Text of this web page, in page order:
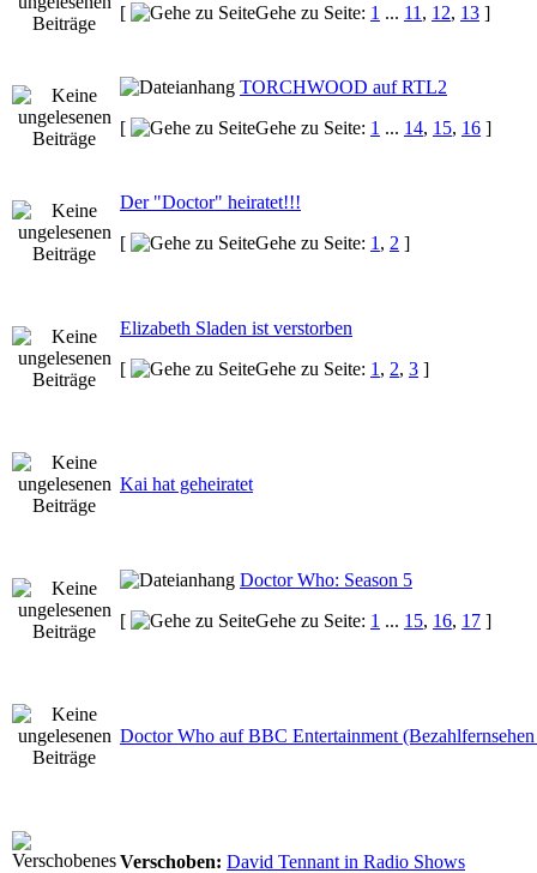
[ Gehe zu Seite: 1 ... 11 , 12, 13 ]
TORCHWOOD auf RTL2
[
Gehe zu Seite: 1 ... 14, 15, 16 ]
Der "Doctor" heiratet!!!
[
Gehe zu Seite: 1 , 2 ]
Elizabeth Sladen ist verstorben
[
Gehe zu Seite: 1 , 2, 3 ]
Kai hat geheiratet
Doctor Who: Season 5
[
Gehe zu Seite: 1 ... 15, 16, 17 ]
Doctor Who auf BBC Entertainment
Verschoben: David Tennant in Radio Shows